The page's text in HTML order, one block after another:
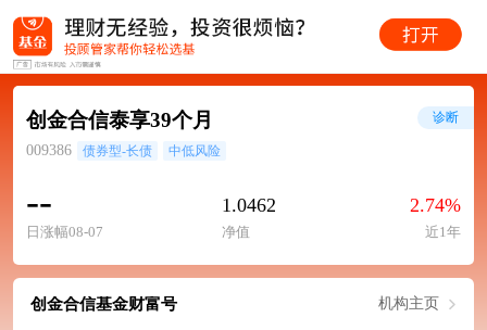
创金合信泰享39个月
009386 债券型-长债 中低风险
--
日涨幅08-07
1.0462
净值
2.74%
近1年
诊断
创金合信基金财富号 机构主页